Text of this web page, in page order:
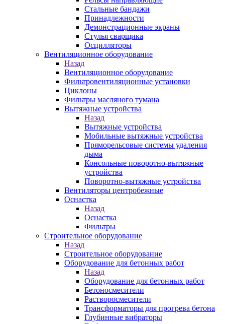
Стальные бандажи
Принадлежности
Демонстрационные экраны
Стулья сварщика
Осцилляторы
Вентиляционное оборудование
Назад
Вентиляционное оборудование
Фильтровентиляционные установки
Циклоны
Фильтры масляного тумана
Вытяжные устройства
Назад
Вытяжные устройства
Мобильные вытяжные устройства
Пряморельсовые системы удаления
дыма
Консольные поворотно-вытяжные
устройства
Поворотно-вытяжные устройства
Вентиляторы центробежные
Оснастка
Назад
Оснастка
Фильтры
Строительное оборудование
Назад
Строительное оборудование
Оборудование для бетонных работ
Назад
Оборудование для бетонных работ
Бетоносмесители
Растворосмесители
Трансформаторы для прогрева бетона
Глубинные вибраторы